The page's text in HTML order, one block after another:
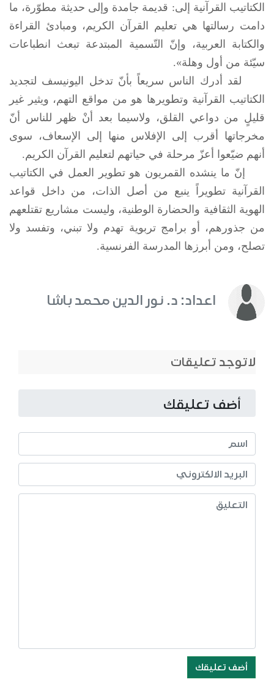
الكتاتيب القرآنية إلى: قديمة جامدة وإلى حديثة مطوّرة، ما
دامت رسالتها هي تعليم القرآن الكريم، ومبادئ القراءة
والكتابة العربية، وإنّ التّسمية المبتدعة تبعث انطباعات
سيّئة من أول وهلة».
لقد أدرك الناس سريعاً بأنّ تدخل اليونيسف لتجديد
الكتاتيب القرآنية وتطويرها هو من مواقع التهم، ويثير غير
قليلٍ من دواعي القلق، ولاسيما بعد أنْ ظهر للناس أنّ
مخرجاتها أقرب إلى الإفلاس منها إلى الإسعاف، سوى
أنهم ضيّعوا أعزّ مرحلة في حياتهم لتعليم القرآن الكريم.
إنّ ما ينشده القمريون هو تطوير العمل في الكتاتيب
القرآنية تطويراً ينبع من أصل الذات، من داخل قواعد
الهوية الثقافية والحضارة الوطنية، وليست مشاريع تقتلعهم
من جذورهم، أو برامج تربوية تهدم ولا تبني، وتفسد ولا
تصلح، ومن أبرزها المدرسة الفرنسية.
اعداد: د. نور الدين محمد باشا
لاتوجد تعليقات
أضف تعليقك
أضف تعليقك